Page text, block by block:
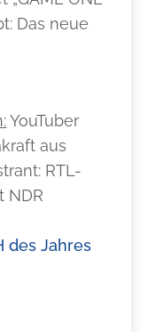
Das neue
YouTuber
aus
RTL-
NDR
des Jahres